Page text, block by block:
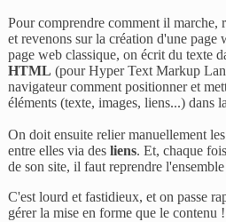
Pour comprendre comment il marche,
et revenons sur la création d'une
page web classique, on écrit du texte
HTML (pour Hyper Text Markup
navigateur comment positionner et
éléments (texte, images, liens...) dans
On doit ensuite relier manuellement
entre elles via desliens. Et, chaque
de son site, il faut reprendre l'ensemble
C'est lourd et fastidieux, et on passe
gérer la mise en forme que le contenu !